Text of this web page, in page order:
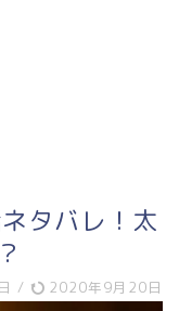
タバレ！太
/ 2020年9月20日